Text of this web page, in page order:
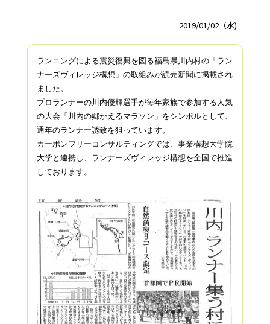
2019/01/02（水)
ランニングによる震災復興を図る福島県川内村の「 ラン
ナーズヴィレッジ構想」 の取組みが読売新聞に掲載され
ました。
プロランナーの川内優輝選手が毎年家族で参加する人気
の大会「 川内の郷かえるマラソン」をシンボルとして、
通年のランナー誘致を狙っています。
カーボンフリーコンサルティングでは、 事業構想大学院
大学と連携し、 ランナーズヴィレッジ構想を全国で推進
しております。